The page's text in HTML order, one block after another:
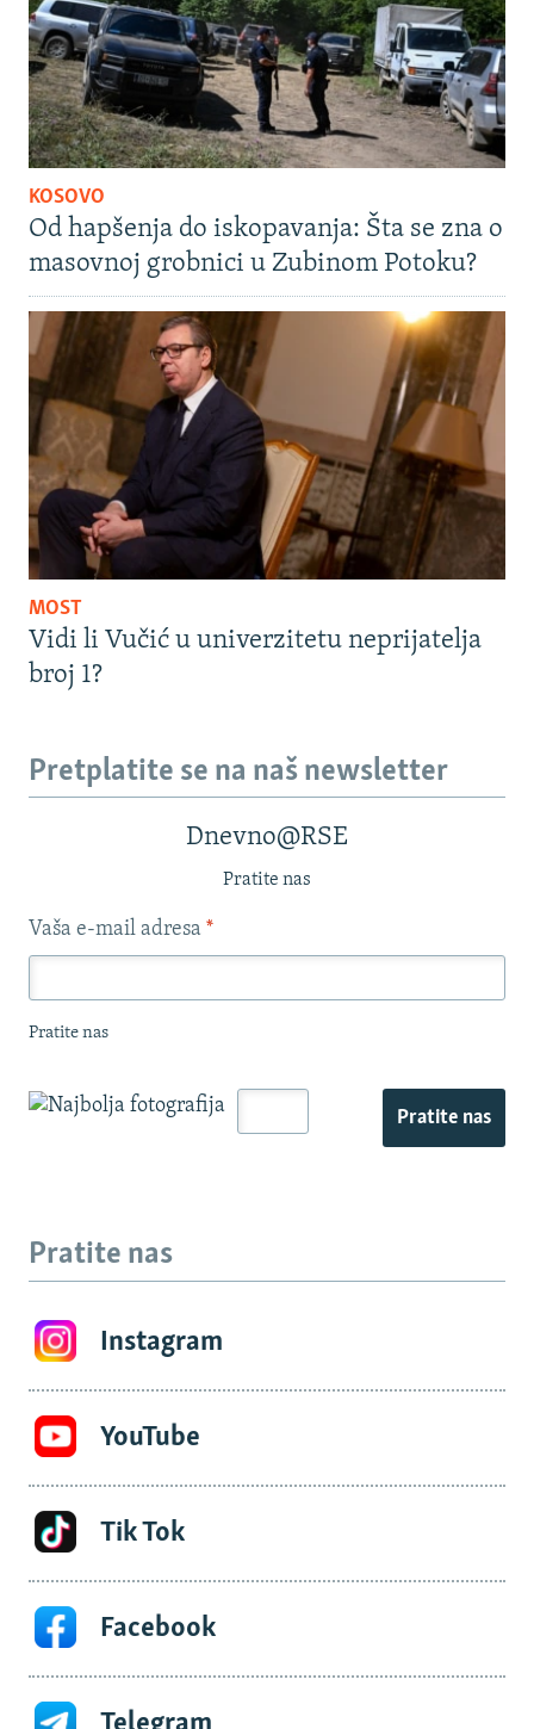
KOSOVO
Od hapšenja do iskopavanja: Šta se zna o
masovnoj grobnici u Zubinom Potoku?
MOST
Vidi li Vučić u univerzitetu neprijatelja
broj 1?
Pretplatite se na naš newsletter
Dnevno@RSE
Pratite nas
Vaša e-mail adresa *
Pratite nas
Pratite nas
Pratite nas
Instagram
YouTube
Tik Tok
Facebook